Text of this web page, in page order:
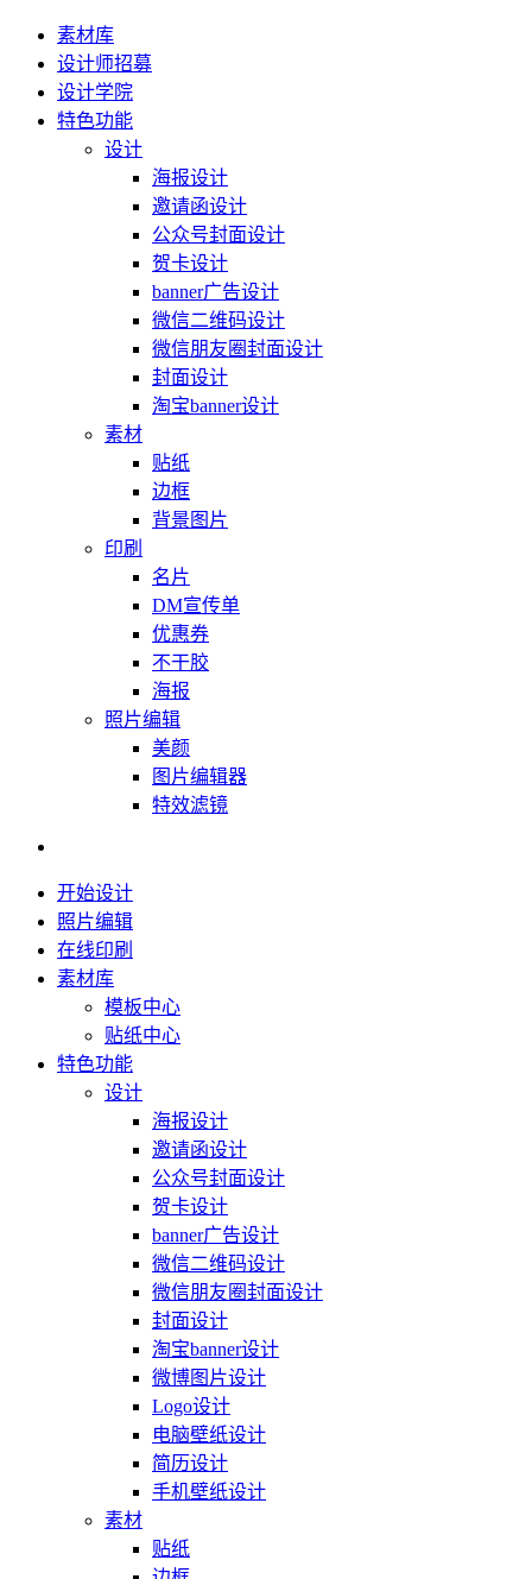
素材库
设计师招募
设计学院
特色功能
设计
海报设计
邀请函设计
公众号封面设计
贺卡设计
banner广告设计
微信二维码设计
微信朋友圈封面设计
封面设计
淘宝banner设计
素材
贴纸
边框
背景图片
印刷
名片
DM宣传单
优惠券
不干胶
海报
照片编辑
美颜
图片编辑器
特效滤镜
开始设计
照片编辑
在线印刷
素材库
模板中心
贴纸中心
特色功能
设计
海报设计
邀请函设计
公众号封面设计
贺卡设计
banner广告设计
微信二维码设计
微信朋友圈封面设计
封面设计
淘宝banner设计
微博图片设计
Logo设计
电脑壁纸设计
简历设计
手机壁纸设计
素材
贴纸